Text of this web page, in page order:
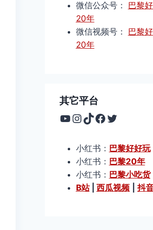
微信公众号： 巴黎
20年
微信视频号： 巴黎
20年
其它平台
YouTube
Instagram
TikTok
Facebook
Twitter
小红书： 巴黎好好玩
小红书： 巴黎20年
小红书： 巴黎小吃货
B站| 西瓜视频 抖